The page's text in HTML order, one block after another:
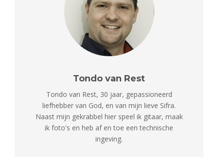
Tondo van Rest
Tondo van Rest, 30 jaar, gepassioneerd
liefhebber van God, en van mijn lieve Sifra.
Naast mijn gekrabbel hier speel ik gitaar, maak
ik foto's en heb af en toe een technische
ingeving.